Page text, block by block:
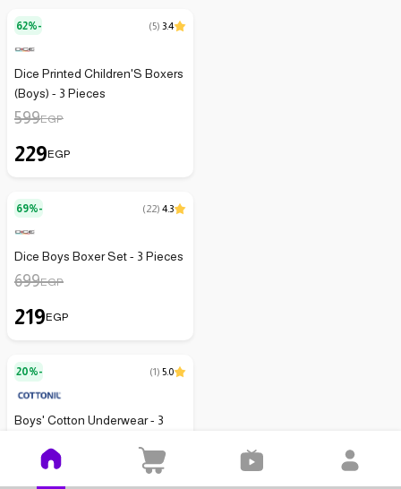
62%- (5) 3.4
Dice Printed Children'S Boxers
(Boys) - 3 Pieces
599EGP
229EGP
69%- (22) 4.3
Dice Boys Boxer Set - 3 Pieces
699EGP
219EGP
20%- (1) 5.0
Boys' Cotton Underwear - 3
EGP